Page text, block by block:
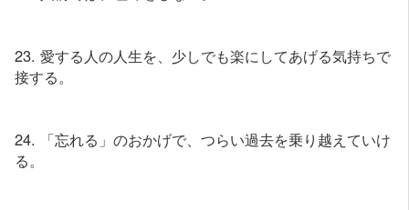
23. 愛する人の人生を、少しでも楽にしてあげる気持ちで
接する。
24. 「忘れる」のおかげで、つらい過去を乗り越えていけ
る。